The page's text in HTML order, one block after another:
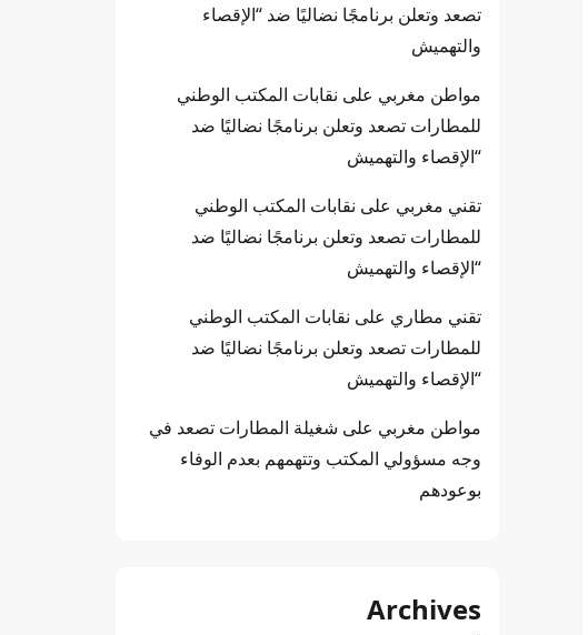
تصعد وتعلن برنامجًا نضاليًا ضد “الإقصاء
والتهميش
مواطن مغربي على نقابات المكتب الوطني
للمطارات تصعد وتعلن برنامجًا نضاليًا ضد
“الإقصاء والتهميش
تقني مغربي على نقابات المكتب الوطني
للمطارات تصعد وتعلن برنامجًا نضاليًا ضد
“الإقصاء والتهميش
تقني مطاري على نقابات المكتب الوطني
للمطارات تصعد وتعلن برنامجًا نضاليًا ضد
“الإقصاء والتهميش
مواطن مغربي على شغيلة المطارات تصعد في
وجه مسؤولي المكتب وتتهمهم بعدم الوفاء
بوعودهم
Archives